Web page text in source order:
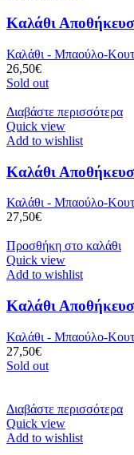
Καλάθι
Καλάθι - Μπαούλο-
26,50€
Sold out
Διαβάστε περισσότερα
Quick view
Add to wishlist
Καλάθι
Καλάθι - Μπαούλο-
27,50€
Προσθήκη στο καλάθι
Quick view
Add to wishlist
Καλάθι
Καλάθι - Μπαούλο-
27,50€
Sold out
Διαβάστε περισσότερα
Quick view
Add to wishlist